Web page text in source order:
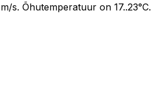
m/s. Õhutemperatuur on 17..23°C.